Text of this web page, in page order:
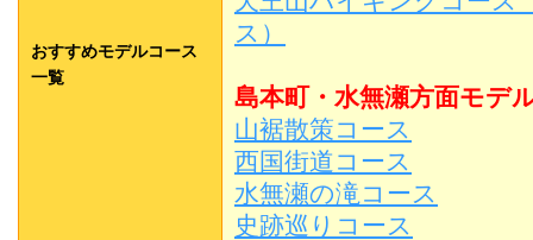
おすすめモデルコース
一覧
ス）
島本町・水無瀬方面モデ
山裾散策コース
西国街道コース
水無瀬の滝コース
史跡巡りコース